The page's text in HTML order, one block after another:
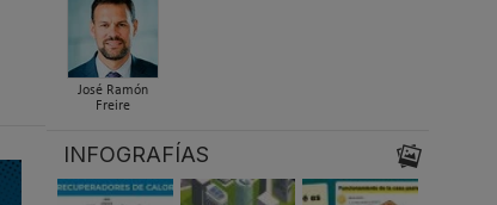
José Ramón
Freire
INFOGRAFÍAS